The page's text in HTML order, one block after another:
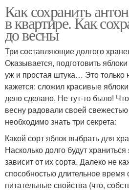
Как сохранить
в квартире. Как
до весны
Три составляющие долгого
Оказывается, подготовить
уж и простая штука… Это только
кажется: сложил красивые
дело сделано. Не тут-то было!
весну радовали своей
необходимо знать три секрета:
Какой сорт яблок выбрать для
Насколько долго будут
зависит от их сорта. Далеко не
способностью длительное
питательные свойства (что,